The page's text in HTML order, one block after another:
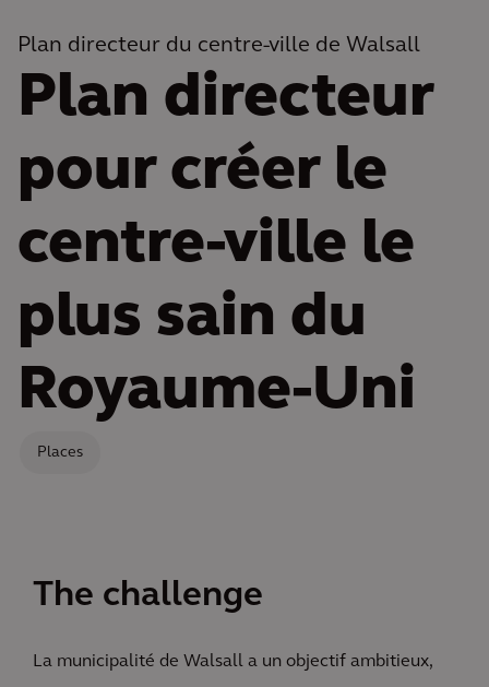
Plan directeur du centre-ville de Walsall
Plan directeur
pour créer le
centre-ville le
plus sain du
Royaume-Uni
Places
The challenge
La municipalité de Walsall a un objectif ambitieux,